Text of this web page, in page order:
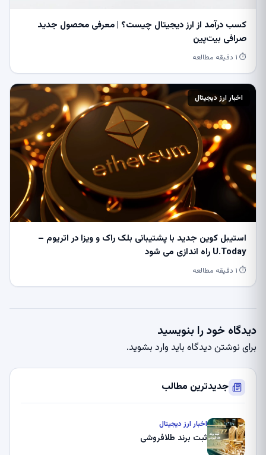
کسب درآمد از ارز دیجیتال چیست؟ | معرفی محصول جدید
صرافی بیت‌پین
⏱ ۱ دقیقه مطالعه
اخبار ارز دیجیتال
استیبل کوین جدید با پشتیبانی بلک راک و ویزا در اتریوم –
U.Today راه اندازی می شود
⏱ ۱ دقیقه مطالعه
دیدگاه خود را بنویسید
برای نوشتن دیدگاه باید وارد بشوید.
جدیدترین مطالب
اخبار ارز دیجیتال
ثبت برند طلافروشی